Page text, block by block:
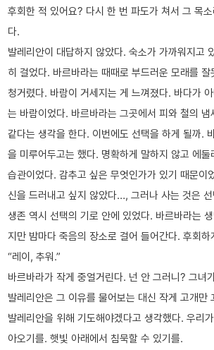
후회한 적 있어요? 다시 한 번 파도가 쳐서 그 목
다.
발레리안이 대답하지 않았다. 숙소가 가까워지고
히 걸었다. 바르바라는 때때로 부드러운 모래를 잘
청거렸다. 바람이 거세지는 게 느껴졌다. 바다가
는 바람이었다. 바르바라는 그곳에서 피와 철의 냄
같다는 생각을 한다. 이번에도 선택을 하게 될까.
을 미루어두고는 했다. 명확하게 말하지 않고 에둘
습관이었다. 감추고 싶은 무엇인가가 있기 때문이
신을 드러내고 싶지 않았다…, 그러나 사는 것은
생존 역시 선택의 기로 안에 있었다. 바르바라는
지만 밤마다 죽음의 장소로 걸어 들어간다. 후회하
“레이, 추워.”
바르바라가 작게 중얼거린다. 넌 안 그러니? 그녀
발레리안은 그 이유를 물어보는 대신 작게 고개만
발레리안을 위해 기도해야겠다고 생각했다. 우리
아오기를. 햇빛 아래에서 침묵할 수 있기를.